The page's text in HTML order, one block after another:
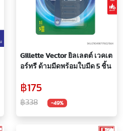
Gillette Vector ยิลเลตต์ เวคเต
อร์ทรี ด้ามมีดพร้อมใบมีด 5 ชิ้น
฿175
฿338 -49%